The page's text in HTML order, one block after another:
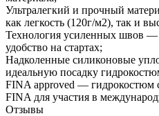
Ультралегкий и прочный
как легкость (120г/м2), так и
Технология усиленных швов —
удобство на стартах;
Надколенные силиконовые
идеальную посадку
FINA approved — гидрокостюм
FINA для участия в
Отзывы